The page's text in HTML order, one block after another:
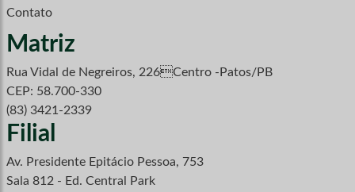
Contato
Matriz
Rua Vidal de Negreiros, 226Centro -Patos/PB
CEP: 58.700-330
(83) 3421-2339
Filial
Av. Presidente Epitácio Pessoa, 753
Sala 812 - Ed. Central Park